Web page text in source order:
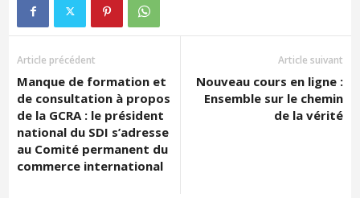
Article précédent
Manque de formation et
de consultation à propos
de la GCRA : le président
national du SDI s’adresse
au Comité permanent du
commerce international
Article suivant
Nouveau cours en ligne :
Ensemble sur le chemin
de la vérité